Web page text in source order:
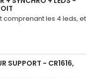
les 4 leds, et
SUPPORT - CR1616,